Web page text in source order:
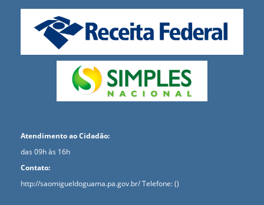
Atendimento ao Cidadão:
das 09h às 16h
Contato:
http://saomigueldoguama.pa.gov.br/Telefone: ()